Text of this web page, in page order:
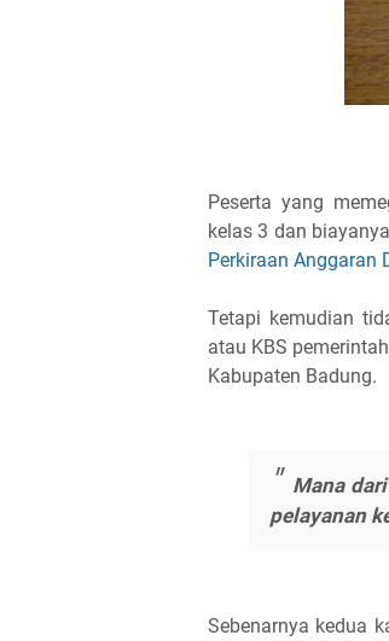
Peserta yang
kelas 3 dan
Perkiraan Anggaran
Tetapi kemudian
atau KBS
Kabupaten Badung.
Mana
pelayanan
Sebenarnya kedua